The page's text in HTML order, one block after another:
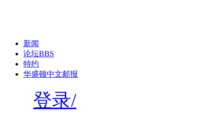
新闻
论坛BBS
特约
华盛顿中文邮报
登录/